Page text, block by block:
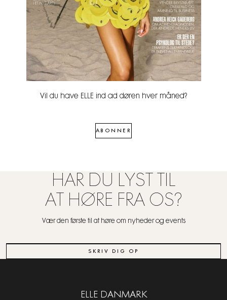
Vil du have ELLE ind ad døren hver måned?
ABONNER
HAR DU LYST TIL
AT HØRE FRA OS?
Vær den første til at høre om nyheder og events
SKRIV DIG OP
ELLE DANMARK